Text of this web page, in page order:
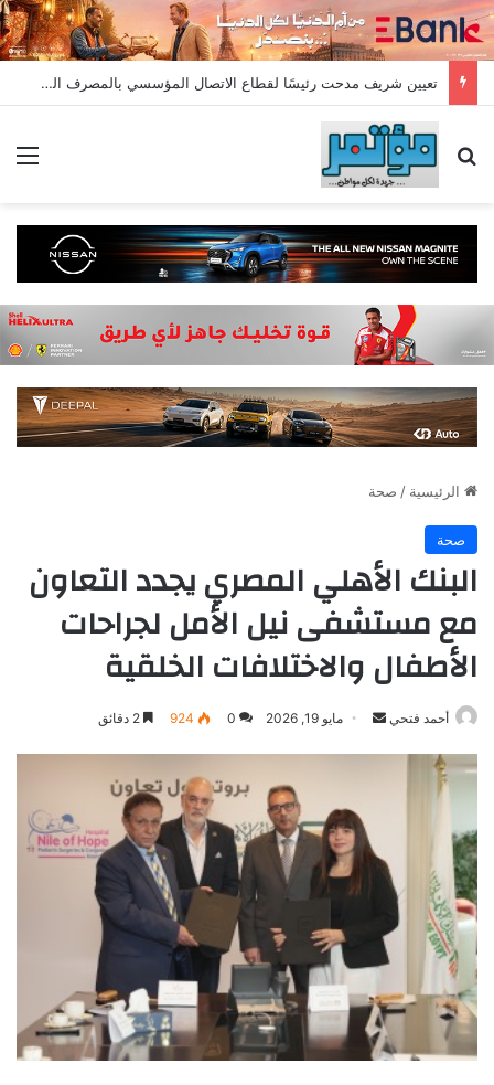
تعيين شريف مدحت رئيسًا لقطاع الاتصال المؤسسي بالمصرف المتحد بخبرة تمتد لأكثر من 18 عامًا
بحث عن
الرئيسية / صحة
صحة
البنك الأهلي المصري يجدد التعاون
مع مستشفى نيل الأمل لجراحات
الأطفال والاختلافات الخلقية
أحمد فتحي
أرسل مايو 19, 2026 0
924